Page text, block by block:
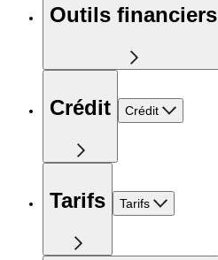
Outils financiers
Crédit Crédit
Tarifs Tarifs